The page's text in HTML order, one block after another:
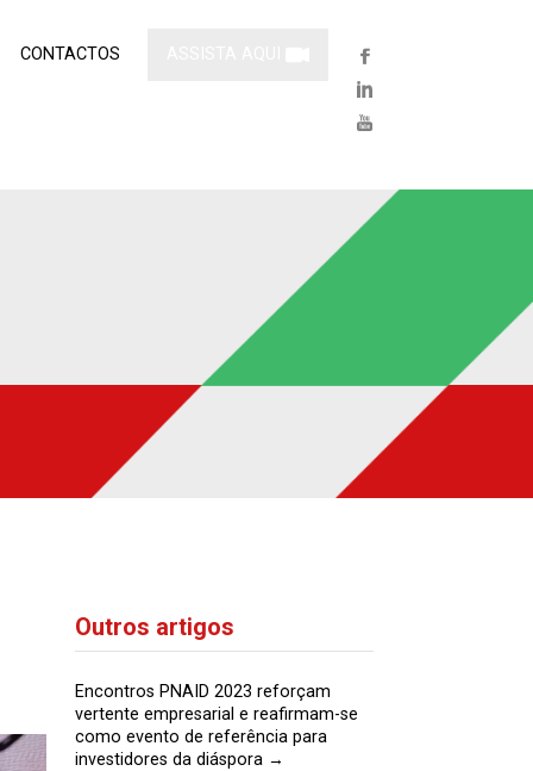
CONTACTOS
Outros artigos
Encontros PNAID 2023 reforçam
vertente empresarial e reafirmam-se
como evento de referência para
investidores da diáspora →